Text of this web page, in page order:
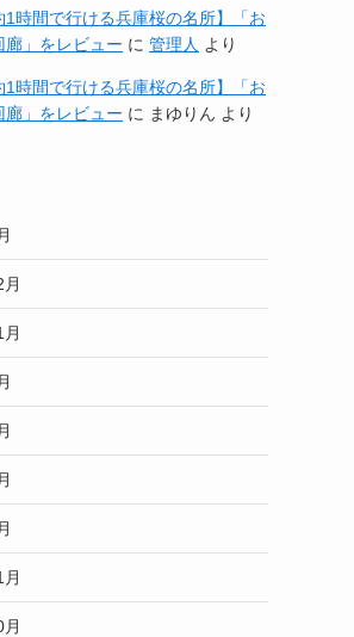
1時間で行ける兵庫桜の名所】「お
廊」をレビュー に 管理人 より
1時間で行ける兵庫桜の名所】「お
廊」をレビュー に まゆりん より